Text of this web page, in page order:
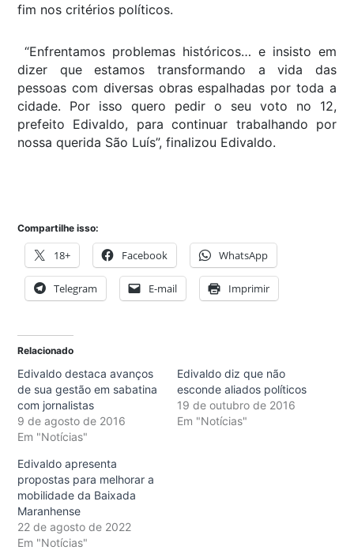
fim nos critérios políticos.
“Enfrentamos problemas históricos… e insisto em
dizer que estamos transformando a vida das
pessoas com diversas obras espalhadas por toda a
cidade. Por isso quero pedir o seu voto no 12,
prefeito Edivaldo, para continuar trabalhando por
nossa querida São Luís”, finalizou Edivaldo.
Compartilhe isso:
18+ Facebook WhatsApp
Telegram E-mail Imprimir
Relacionado
Edivaldo destaca avanços
de sua gestão em sabatina
com jornalistas
9 de agosto de 2016
Em "Notícias"
Edivaldo diz que não
esconde aliados políticos
19 de outubro de 2016
Em "Notícias"
Edivaldo apresenta
propostas para melhorar a
mobilidade da Baixada
Maranhense
22 de agosto de 2022
Em "Notícias"